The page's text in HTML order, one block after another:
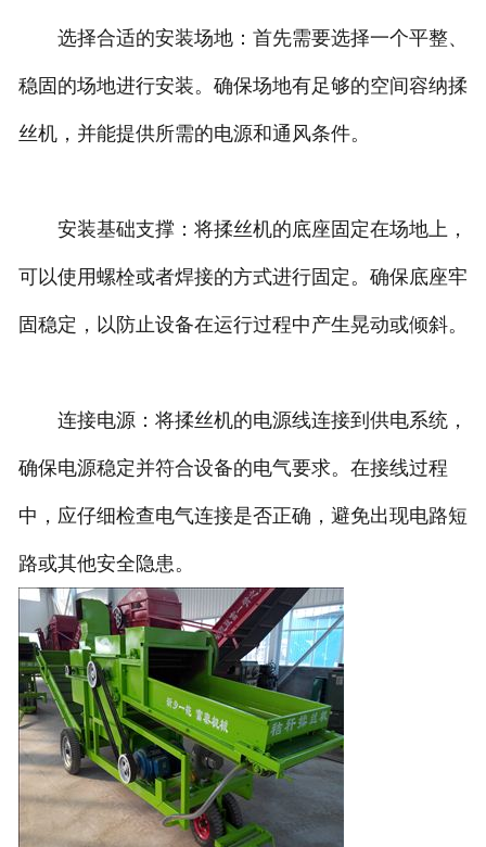
选择合适的安装场地：首先需要选择一个平整、
稳固的场地进行安装。确保场地有足够的空间容纳揉
丝机，并能提供所需的电源和通风条件。
安装基础支撑：将揉丝机的底座固定在场地上，
可以使用螺栓或者焊接的方式进行固定。确保底座牢
固稳定，以防止设备在运行过程中产生晃动或倾斜。
连接电源：将揉丝机的电源线连接到供电系统，
确保电源稳定并符合设备的电气要求。在接线过程
中，应仔细检查电气连接是否正确，避免出现电路短
路或其他安全隐患。